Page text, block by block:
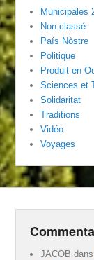
Municipales
Non classé
País Nòstre
Politique
Produit en
Sciences et
Solidaritat
Traditions
Vidéo
Voyages
JACOB